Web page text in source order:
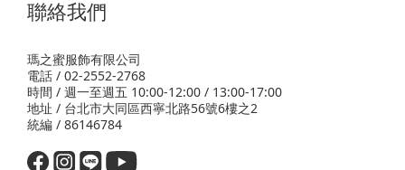
聯絡我們
瑪之蜜服飾有限公司
電話 / 02-2552-2768
時間 / 週一至週五 10:00-12:00 / 13:00-17:00
地址 / 台北市大同區西寧北路56號6樓之2
統編 / 86146784